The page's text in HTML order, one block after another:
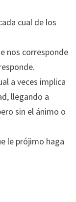
cual de los
nos corresponde
a veces implica
llegando a
sin el ánimo o
le prójimo haga